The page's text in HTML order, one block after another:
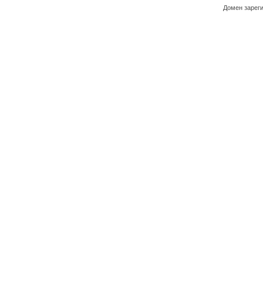
Домен